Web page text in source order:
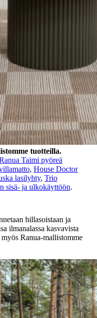
tuotteilla.
Taimi pyöreä
, House Doctor
lasilyhty, Trio
sisä- ja ulkokäyttöön.
hillasoistaan ja
ilmanalassa kasvavista
Ranua-mallistomme